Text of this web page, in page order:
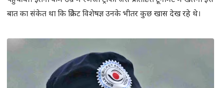
बात का संकेत था कि क्रिकेट विशेषज्ञ उनके भीतर कुछ खास देख रहे थे।